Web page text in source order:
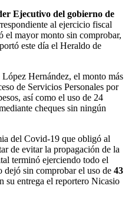
Ejecutivo del gobierno de
al ejercicio fiscal
el mayor monto sin comprobar,
este día el Heraldo de
Hernández, el monto más
de Servicios Personales por
así como el uso de 24
cheques sin ningún
del Covid-19 que obligó al
de evitar la propagación de la
terminó ejerciendo todo el
dejó sin comprobar el uso de 43
su entrega el reportero Nicasio